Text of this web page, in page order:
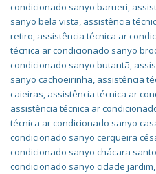
condicionado sanyo barueri,
sanyo bela vista, assistência
retiro, assistência técnica ar
técnica ar condicionado sanyo
condicionado sanyo butantã,
sanyo cachoeirinha, assistência
caieiras, assistência técnica ar
assistência técnica ar
técnica ar condicionado sanyo
condicionado sanyo cerqueira
condicionado sanyo chácara
condicionado sanyo cidade jardim,